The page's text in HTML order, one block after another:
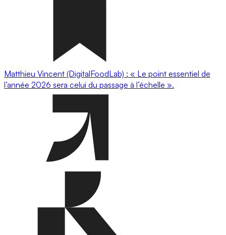
Matthieu Vincent (DigitalFoodLab) : « Le point essentiel de
l’année 2026 sera celui du passage à l’échelle ».